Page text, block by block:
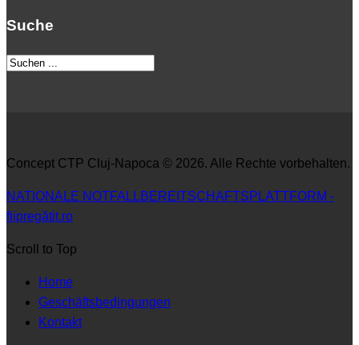
Suche
Concept CTP Cluj-Napoca © 2026. Alle Rechte vorbehalten.
NATIONALE NOTFALLBEREITSCHAFTSPLATTFORM -
fiipregătit.ro
Scroll to Top
Home
Geschäftsbedingungen
Kontakt